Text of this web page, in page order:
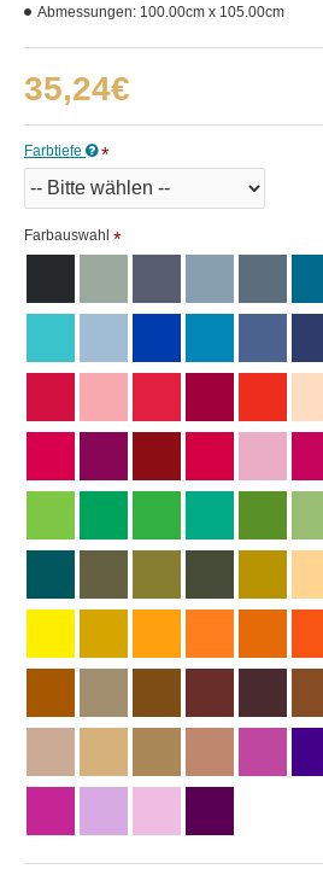
35,24€
Abmessungen: 100.00cm x 105.00cm
Farbtiefe
Farbauswahl